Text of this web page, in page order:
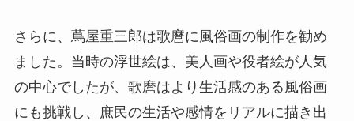
さらに、蔦屋重三郎は歌麿に風俗画の制作を勧め
ました。当時の浮世絵は、美人画や役者絵が人気
の中心でしたが、歌麿はより生活感のある風俗画
にも挑戦し、庶民の生活や感情をリアルに描き出